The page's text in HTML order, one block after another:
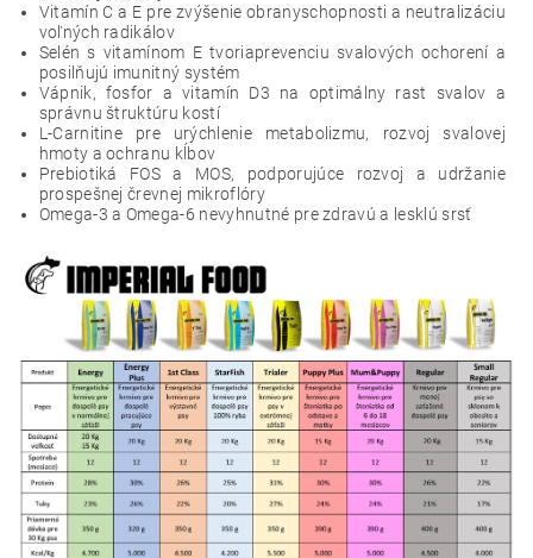
Vitamín C a E pre zvýšenie obranyschopnosti a neutralizáciu
voľných radikálov
Selén s vitamínom E tvoriaprevenciu svalových ochorení a
posilňujú imunitný systém
Vápnik, fosfor a vitamín D3 na optimálny rast svalov a
správnu štruktúru kostí
L-Carnitine pre urýchlenie metabolizmu, rozvoj svalovej
hmoty a ochranu kĺbov
Prebiotiká FOS a MOS, podporujúce rozvoj a udržanie
prospešnej črevnej mikroflóry
Omega-3 a Omega-6 nevyhnutné pre zdravú a lesklú srsť